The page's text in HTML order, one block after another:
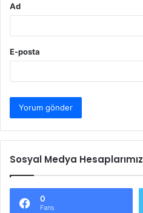
Ad
E-posta
Sosyal Medya Hesaplarımız
0
Fans